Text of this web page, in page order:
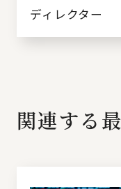
ディレクター
関連する